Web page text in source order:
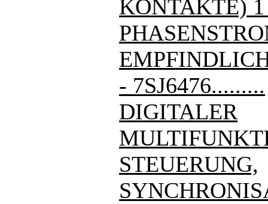
KONTAKTE)
- 7SJ6476.........
DIGITALER
STEUERUNG,